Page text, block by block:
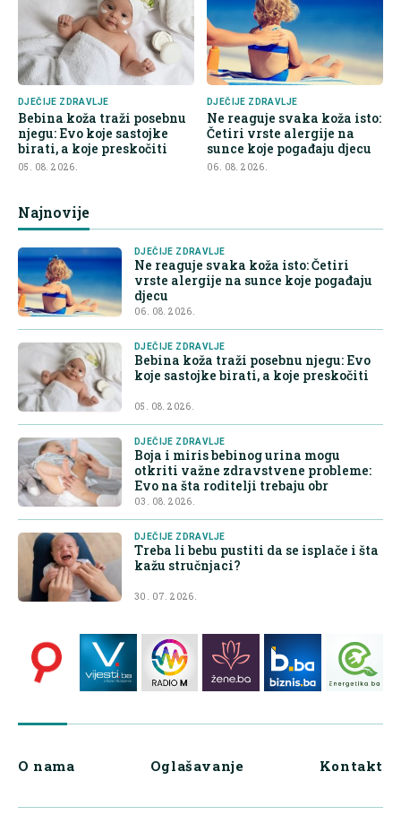
DJEČIJE ZDRAVLJE
Bebina koža traži posebnu
njegu: Evo koje sastojke
birati, a koje preskočiti
05. 08. 2026.
DJEČIJE ZDRAVLJE
Ne reaguje svaka koža isto:
Četiri vrste alergije na
sunce koje pogađaju djecu
06. 08. 2026.
Najnovije
DJEČIJE ZDRAVLJE
Ne reaguje svaka koža isto: Četiri
vrste alergije na sunce koje pogađaju
djecu
06. 08. 2026.
DJEČIJE ZDRAVLJE
Bebina koža traži posebnu njegu: Evo
koje sastojke birati, a koje preskočiti
05. 08. 2026.
DJEČIJE ZDRAVLJE
Boja i miris bebinog urina mogu
otkriti važne zdravstvene probleme:
Evo na šta roditelji trebaju obr
03. 08. 2026.
DJEČIJE ZDRAVLJE
Treba li bebu pustiti da se isplače i šta
kažu stručnjaci?
30. 07. 2026.
O nama Oglašavanje Kontakt